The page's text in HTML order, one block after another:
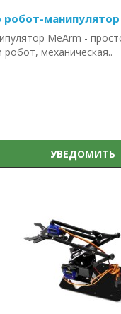
робот-
MeArm -
робот, механическая..
УВЕДОМИТЬ